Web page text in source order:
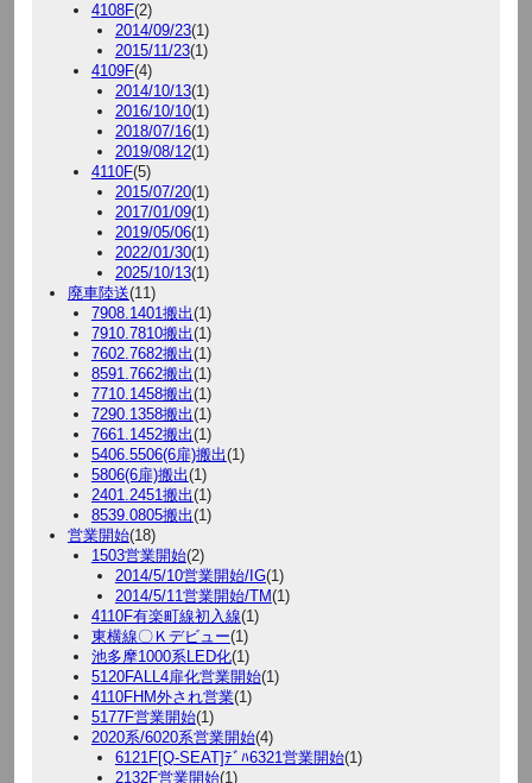
4108F(2)
2014/09/23(1)
2015/11/23(1)
4109F(4)
2014/10/13(1)
2016/10/10(1)
2018/07/16(1)
2019/08/12(1)
4110F(5)
2015/07/20(1)
2017/01/09(1)
2019/05/06(1)
2022/01/30(1)
2025/10/13(1)
廃車陸送(11)
7908.1401搬出(1)
7910.7810搬出(1)
7602.7682搬出(1)
8591.7662搬出(1)
7710.1458搬出(1)
7290.1358搬出(1)
7661.1452搬出(1)
5406.5506(6扉)搬出(1)
5806(6扉)搬出(1)
2401.2451搬出(1)
8539.0805搬出(1)
営業開始(18)
1503営業開始(2)
2014/5/10営業開始/IG(1)
2014/5/11営業開始/TM(1)
4110F有楽町線初入線(1)
東横線〇Ｋデビュー(1)
池多摩1000系LED化(1)
5120FALL4扉化営業開始(1)
4110FHM外され営業(1)
5177F営業開始(1)
2020系/6020系営業開始(4)
6121F[Q-SEAT]ﾃﾞﾊ6321営業開始(1)
2132F営業開始(1)